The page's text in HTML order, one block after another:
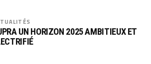
UN HORIZON 2025 AMBITIEUX ET